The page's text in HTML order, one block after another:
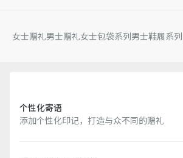
女士赠礼男士赠礼女士包袋系列男士鞋履系列
个性化寄语
添加个性化印记，打造与众不同的赠礼